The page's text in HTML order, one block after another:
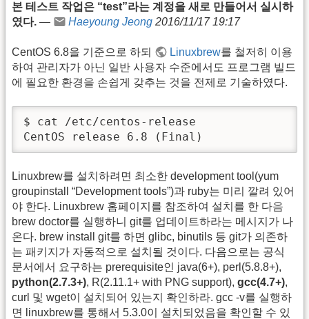
본 테스트 작업은 “test”라는 계정을 새로 만들어서 실시하
였다. — Haeyoung Jeong 2016/11/17 19:17
CentOS 6.8을 기준으로 하되 Linuxbrew를 철저히 이용
하여 관리자가 아닌 일반 사용자 수준에서도 프로그램 빌드
에 필요한 환경을 손쉽게 갖추는 것을 전제로 기술하였다.
$ cat /etc/centos-release
CentOS release 6.8 (Final)
Linuxbrew를 설치하려면 최소한 development tool(yum
groupinstall “Development tools”)과 ruby는 미리 깔려 있어
야 한다. Linuxbrew 홈페이지를 참조하여 설치를 한 다음
brew doctor를 실행하니 git를 업데이트하라는 메시지가 나
온다. brew install git를 하면 glibc, binutils 등 git가 의존하
는 패키지가 자동적으로 설치될 것이다. 다음으로는 공식
문서에서 요구하는 prerequisite인 java(6+), perl(5.8.8+),
python(2.7.3+), R(2.11.1+ with PNG support), gcc(4.7+),
curl 및 wget이 설치되어 있는지 확인하라. gcc -v를 실행하
면 linuxbrew를 통해서 5.3.0이 설치되었음을 확인할 수 있